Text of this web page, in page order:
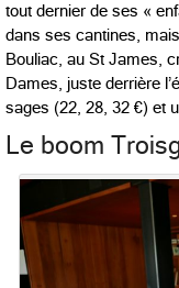
tout dernier de ses «
dans ses cantines,
Bouliac, au St James,
Dames, juste derrière
sages (22, 28, 32 €) et
Le boom